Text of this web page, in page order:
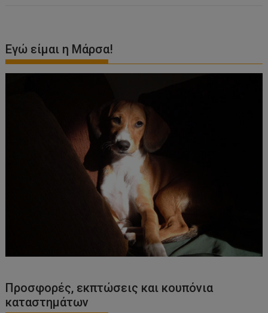
Εγώ είμαι η Μάρσα!
Προσφορές, εκπτώσεις και κουπόνια
καταστημάτων